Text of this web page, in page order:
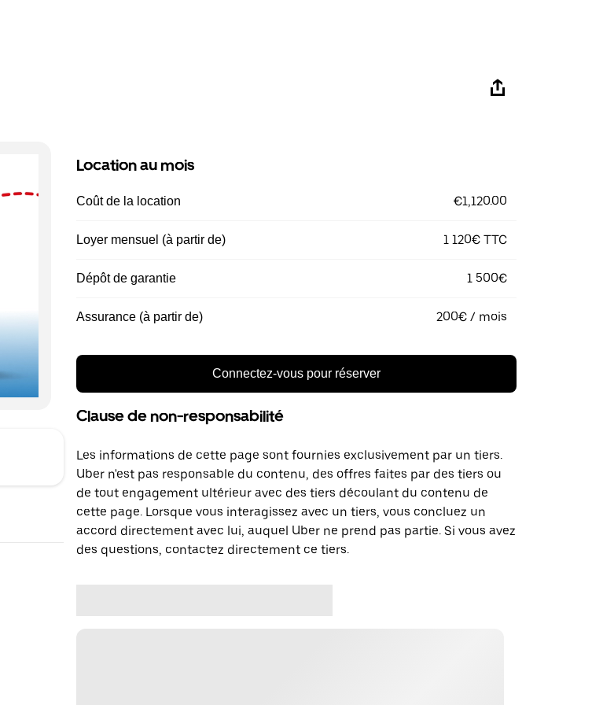
Location au mois
Coût de la location €1,120.00
Loyer mensuel (à partir de) 1 120€ TTC
Dépôt de garantie 1 500€
Assurance (à partir de) 200€ / mois
Connectez-vous pour réserver
Clause de non-responsabilité
Les informations de cette page sont fournies exclusivement par un tiers.
Uber n'est pas responsable du contenu, des offres faites par des tiers ou
de tout engagement ultérieur avec des tiers découlant du contenu de
cette page. Lorsque vous interagissez avec un tiers, vous concluez un
accord directement avec lui, auquel Uber ne prend pas partie. Si vous avez
des questions, contactez directement ce tiers.